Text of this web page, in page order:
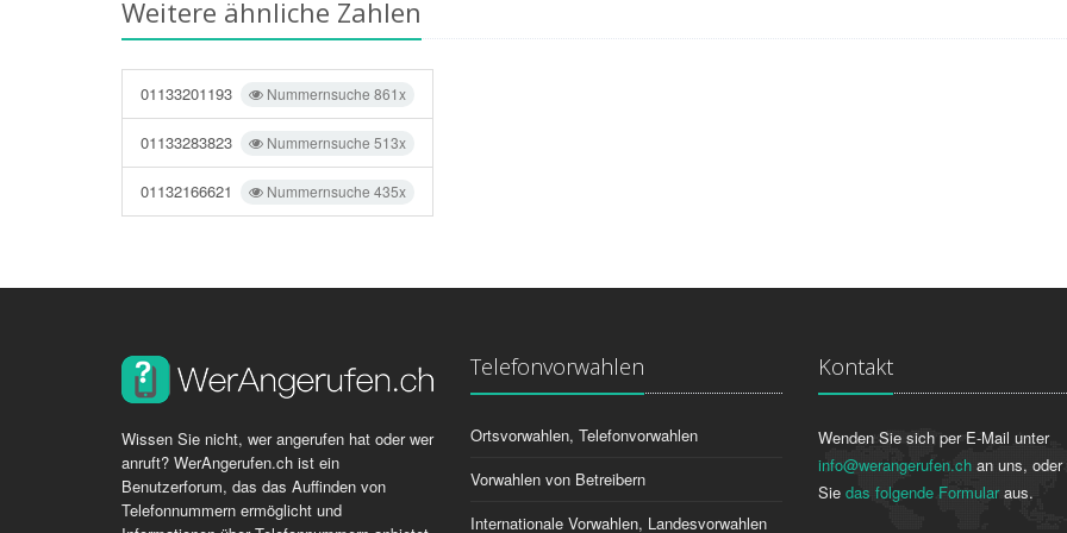
Weitere ähnliche Zahlen
Nummernsuche 861x
01133201193
Nummernsuche 513x
01133283823
Nummernsuche 435x
01132166621
Wissen Sie nicht, wer angerufen hat oder wer
anruft? WerAngerufen.ch ist ein
Benutzerforum, das das Auffinden von
Telefonnummern ermöglicht und
Telefonvorwahlen
Ortsvorwahlen, Telefonvorwahlen
Vorwahlen von Betreibern
Internationale Vorwahlen, Landesvorwahlen
Kontakt
Wenden Sie sich per E-Mail unter
info@werangerufen.ch an uns, oder
Sie das folgende Formularaus.